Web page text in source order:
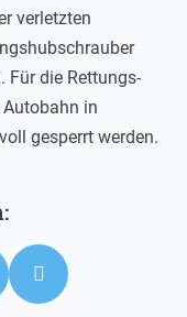
verletzten
Für die Rettungs-
in
gesperrt werden.